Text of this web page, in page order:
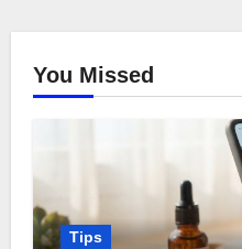
You Missed
Tips